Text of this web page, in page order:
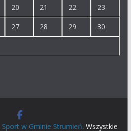
20 21 22 23
27 28 29 30
Sport w Gminie Strumień. Wszystkie